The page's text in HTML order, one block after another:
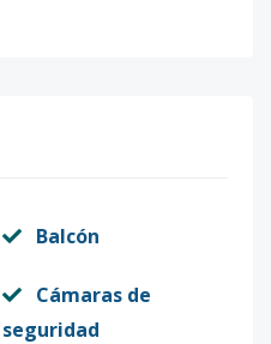
Balcón
Cámaras de
seguridad